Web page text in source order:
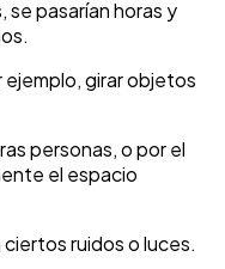
pasarían horas y
girar objetos
personas, o por el
el espacio
ruidos o luces.